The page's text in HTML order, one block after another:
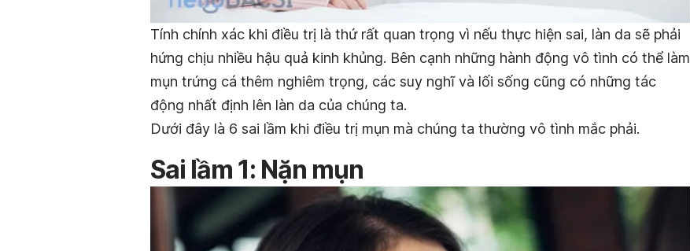
Tính chính xác khi điều trị là thứ rất quan trọng vì nếu thực hiện sai, làn da sẽ phải
hứng chịu nhiều hậu quả kinh khủng. Bên cạnh những hành động vô tình có thể làm
mụn trứng cá thêm nghiêm trọng, các suy nghĩ và lối sống cũng có những tác
động nhất định lên làn da của chúng ta.
Dưới đây là 6 sai lầm khi điều trị mụn mà chúng ta thường vô tình mắc phải.
Sai lầm 1: Nặn mụn